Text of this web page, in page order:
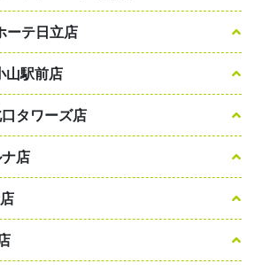
ーテ日立店
山駅前店
タワーズ店
店